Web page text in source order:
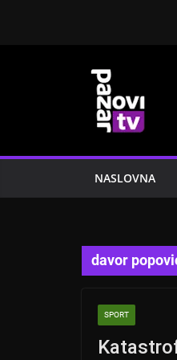
NASLOVNA
davor
SPORT